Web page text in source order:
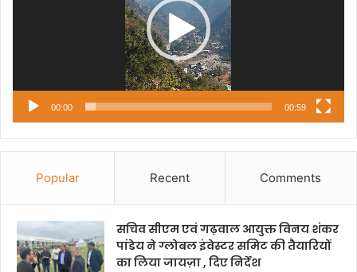
00:00 00:59
Popular Recent Comments
सचिव सीएम एवं गढ़वाल आयुक्त विनय शंकर
पांडेय ने ग्लोबल इंवेस्टर समिट की तैयारियों
का लिया जायज़ा , दिए निर्देश